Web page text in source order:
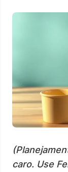
caro. Use